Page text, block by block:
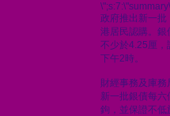
政府推出新一批
港居民認購。銀
不少於4.25厘，
下午2時。
財經事務及庫
新一批銀債每
鉤，並保證不低